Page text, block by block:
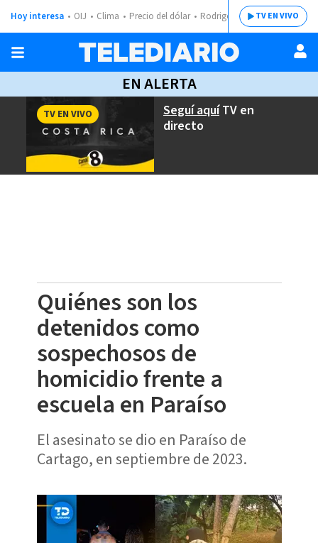
Hoy interesa OIJ Clima Precio del dólar Rodrigo ChavesTV EN VIVO
EN ALERTA
Seguí aquíTV en
directo
TV EN VIVO
Quiénes son los
detenidos como
sospechosos de
homicidio frente a
escuela en Paraíso
El asesinato se dio en Paraíso de
Cartago, en septiembre de 2023.